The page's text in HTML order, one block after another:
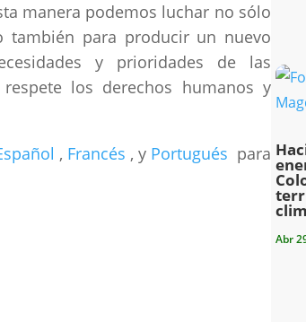
manera podemos luchar no sólo
también para producir un nuevo
y prioridades de las
los derechos humanos y
, Francés , y Portugués para
Abr